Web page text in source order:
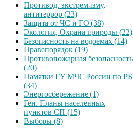
Противод. экстремизму,
антитеррор (23)
Защита от ЧС и ГО (38)
Экология, Охрана природы (22)
Безопасность на водоемах (14)
Правопорядок (19)
Противопожарная безопасность
(20)
Памятки ГУ МЧС России по РБ
(34)
Энергосбережение (1)
Ген. Планы населенных
пунктов СП (15)
Выборы (8)